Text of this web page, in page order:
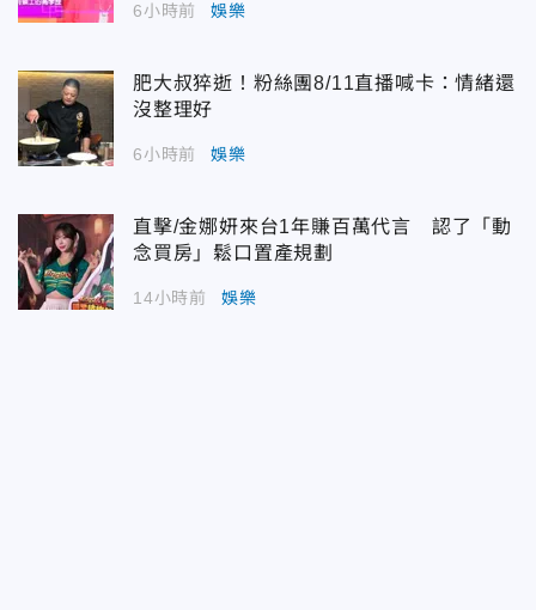
6小時前 娛樂
肥大叔猝逝！粉絲團8/11直播喊卡：情緒還
沒整理好
6小時前 娛樂
直擊/金娜妍來台1年賺百萬代言 認了「動
念買房」鬆口置產規劃
14小時前 娛樂